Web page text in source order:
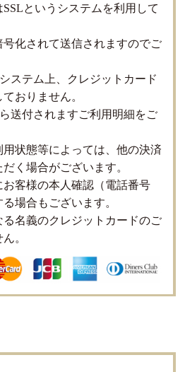
というシステムを利用して
号化されて送信されますのでご
ステム上、クレジットカード
おりません。
送付されますご利用明細をご
状態等によっては、他の決済
く場合がございます。
客様の本人確認（電話番号
場合もございます。
名義のクレジットカードのご
。